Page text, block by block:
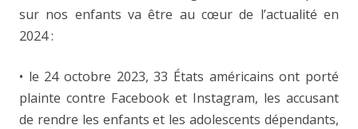
sur nos enfants va être au cœur de l’actualité en
2024 :
• le 24 octobre 2023, 33 États américains ont porté
plainte contre Facebook et Instagram, les accusant
de rendre les enfants et les adolescents dépendants,